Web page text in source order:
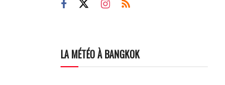
LA MÉTÉO À BANGKOK